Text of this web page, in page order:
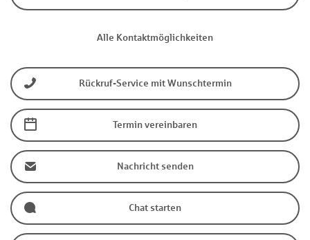
Alle Kontaktmöglichkeiten
Rückruf-Service mit Wunschtermin
Termin vereinbaren
Nachricht senden
Chat starten